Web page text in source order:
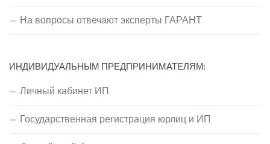
На вопросы отвечают эксперты ГАРАНТ
ИНДИВИДУАЛЬНЫМ ПРЕДПРИНИМАТЕЛЯМ:
Личный кабинет ИП
Государственная регистрация юрлиц и ИП